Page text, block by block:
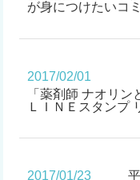
が身につけたいコ
2017/02/01
「薬剤師 ナオリン
ＬＩＮＥスタンプ
2017/01/23